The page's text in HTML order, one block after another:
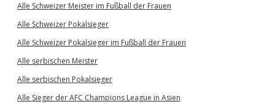
Alle Schweizer Meister im Fußball der Frauen
Alle Schweizer Pokalsieger
Alle Schweizer Pokalsieger im Fußball der Frauen
Alle serbischen Meister
Alle serbischen Pokalsieger
Alle Sieger der AFC Champions League in Asien